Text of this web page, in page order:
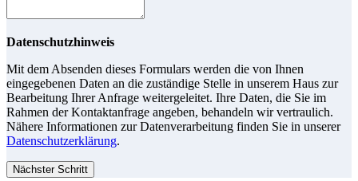
Datenschutzhinweis
Mit dem Absenden dieses Formulars werden die von Ihnen
eingegebenen Daten an die zuständige Stelle in unserem Haus zur
Bearbeitung Ihrer Anfrage weitergeleitet. Ihre Daten, die Sie im
Rahmen der Kontaktanfrage angeben, behandeln wir vertraulich.
Nähere Informationen zur Datenverarbeitung finden Sie in unserer
Datenschutzerklärung.
Nächster Schritt